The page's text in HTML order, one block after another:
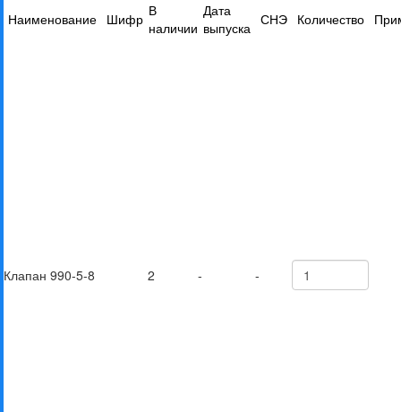
Наименование Шифр В
наличии
Дата
выпуска СНЭ Количество
Клапан 990-5-8 2 - -